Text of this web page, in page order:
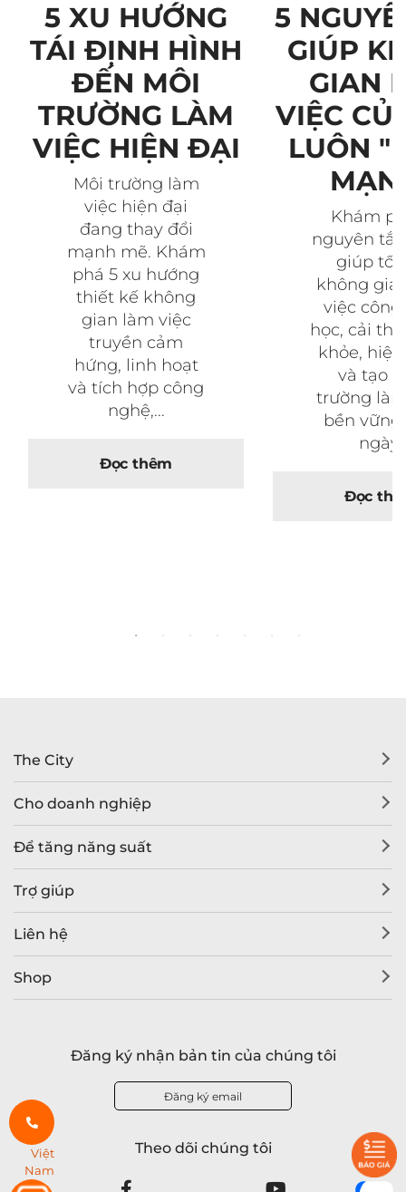
5 XU HƯỚNG
TÁI ĐỊNH HÌNH
ĐẾN MÔI
TRƯỜNG LÀM
VIỆC HIỆN ĐẠI
Môi trường làm
việc hiện đại
đang thay đổi
mạnh mẽ. Khám
phá 5 xu hướng
thiết kế không
gian làm việc
truyền cảm
hứng, linh hoạt
và tích hợp công
nghệ,...
Đọc thêm
5
GIÚP
GIAN
VIỆC
LUÔN
Khám
nguyên
giúp tối
không
việc
học, cải
khỏe,
và tạo
trường
bền
ngày.
Đọc
The City
Cho doanh nghiệp
Để tăng năng suất
Trợ giúp
Liên hệ
Shop
Đăng ký nhận bản tin của chúng tôi
Đăng ký email
Theo dõi chúng tôi
Việt
Nam